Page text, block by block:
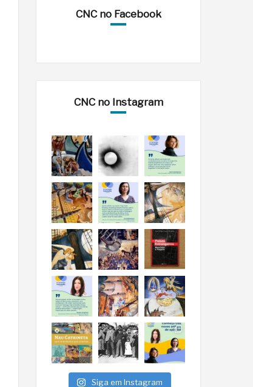
CNC no Facebook
CNC no Instagram
Siga em Instagram